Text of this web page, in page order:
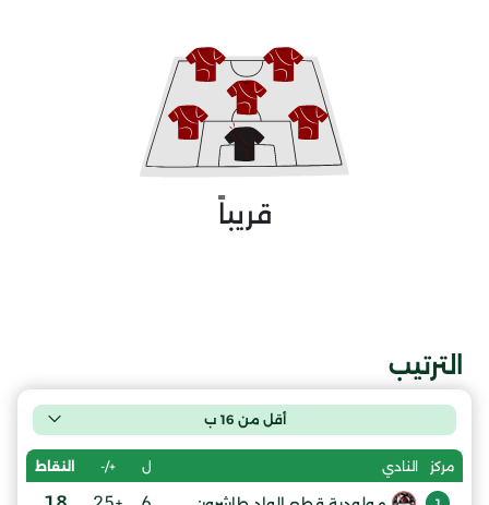
قريباً
الترتيب
أقل من 16 ب
مركز النادي ل +/- النقاط